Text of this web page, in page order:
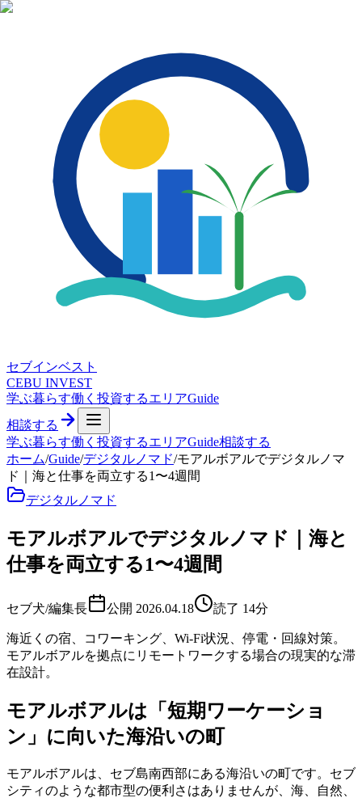
セブインベスト
CEBU INVEST
学ぶ暮らす働く 投資するエリアGuide
相談する
学ぶ暮らす働く 投資するエリアGuide相談する
ホーム/Guide/デジタルノマド/モアルボアルでデジタルノマ
ド｜海と仕事を両立する1〜4週間
デジタルノマド
モアルボアルでデジタルノマド｜海と
仕事を両立する1〜4週間
セブ犬/編集長 公開 2026.04.18 読了 14分
海近くの宿、コワーキング、Wi-Fi状況、停電・回線対策。
モアルボアルを拠点にリモートワークする場合の現実的な滞
在設計。
モアルボアルは「短期ワーケーショ
ン」に向いた海沿いの町
モアルボアルは、セブ島南西部にある海沿いの町です。セブ
シティのような都市型の便利さはありませんが、海、自然、